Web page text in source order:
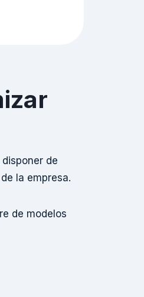
de
la empresa.
de modelos